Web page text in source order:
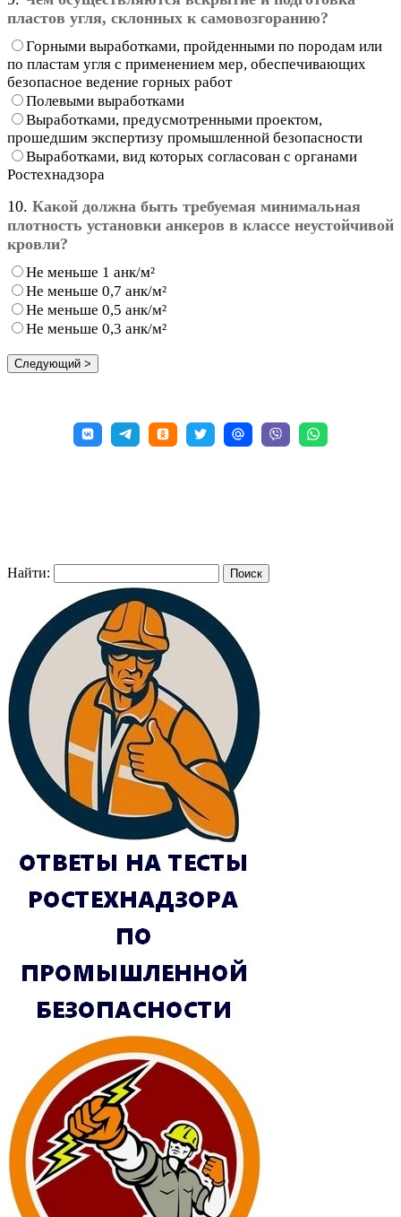
пластов угля, склонных к самовозгоранию?
Горными выработками, пройденными по породам или
по пластам угля с применением мер, обеспечивающих
безопасное ведение горных работ
Полевыми выработками
Выработками, предусмотренными проектом,
прошедшим экспертизу промышленной безопасности
Выработками, вид которых согласован с органами
Ростехнадзора
10. Какой должна быть требуемая минимальная
плотность установки анкеров в классе неустойчивой
кровли?
Не меньше 1 анк/м²
Не меньше 0,7 анк/м²
Не меньше 0,5 анк/м²
Не меньше 0,3 анк/м²
Найти: